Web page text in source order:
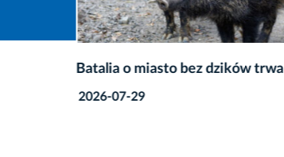
Batalia o miasto bez dzików trwa
2026-07-29